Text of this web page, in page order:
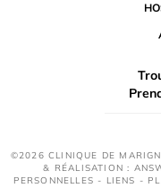
©2026 CLINIQUE DE
& RÉALISATION :
PERSONNELLES - LIENS -